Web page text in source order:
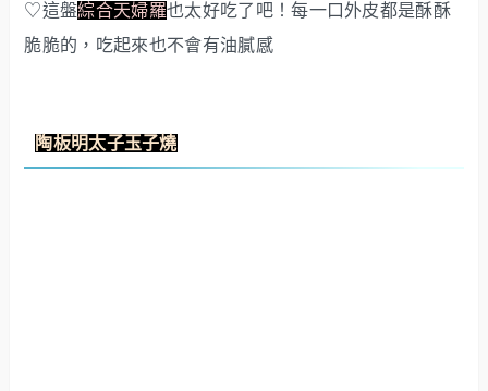
♡這盤綜合天婦羅也太好吃了吧！每一口外皮都是酥酥
脆脆的，吃起來也不會有油膩感
陶板明太子玉子燒